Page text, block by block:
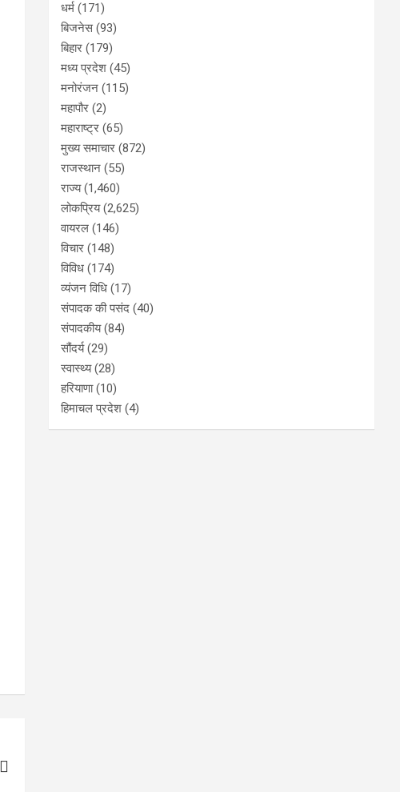
धर्म (171)
बिजनेस(93)
बिहार (179)
मध्य प्रदेश (45)
मनोरंजन (115)
महापौर (2)
महाराष्ट्र (65)
मुख्य समाचार (872)
राजस्थान (55)
राज्य(1,460)
लोकप्रिय(2,625)
वायरल (146)
विचार (148)
विविध (174)
व्यंजन विधि (17)
संपादक की पसंद (40)
संपादकीय(84)
सौंदर्य(29)
स्वास्थ्य(28)
हरियाणा(10)
हिमाचल प्रदेश (4)